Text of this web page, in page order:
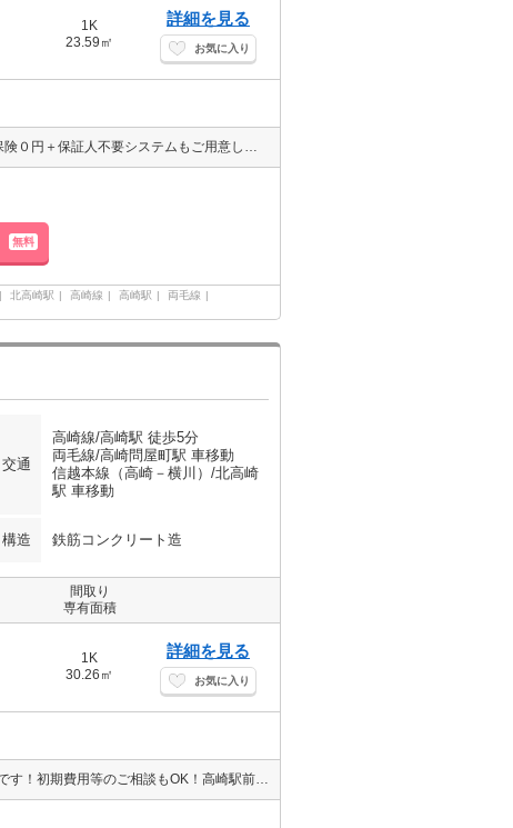
1K
23.59㎡
詳細を見る
お気に入り
エイブル高崎駅前店のおすすめ♪ 敷金/礼金/更新料0円プラン＋火災保険０円＋保証人不要システムもご用意しています♪高崎駅前店にお車でお越しの際は提携駐車場がございます（＾＾）♪
無料
北高崎駅 高崎線 高崎駅
両毛線
交通
高崎線/高崎駅 徒歩5分
両毛線/高崎問屋町駅 車移動
信越本線（高崎－横川）/北高崎
駅 車移動
構造 鉄筋コンクリート造
間取り
専有面積
1K
30.26㎡
詳細を見る
お気に入り
エイブル高崎駅前店のおすすめ！ エイブルはクレジット決済も可能です！初期費用等のご相談もOK！高崎駅前店にお車でお越しの際は提携駐車場がございます（＾＾）♪☆ エントランスは顔認証システム（＾＾）♪オートロック♪宅配ボックスあり♪都市ガス♪インターネット無料♪エレベーター２基♪高崎駅徒歩５分圏内♪ペットOK♪